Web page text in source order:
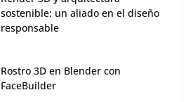
sostenible: un aliado en el diseño
responsable
Rostro 3D en Blender con
FaceBuilder